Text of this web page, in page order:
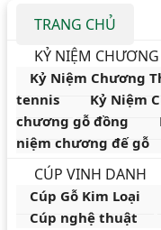
TRANG CHỦ
KỶ NIỆM CHƯƠNG
Kỷ Niệm Chương
tennis
Kỷ Niệm
chương gỗ đồng
niệm chương đế gỗ
CÚP VINH DANH
Cúp Gỗ Kim Loại
Cúp nghệ thuật